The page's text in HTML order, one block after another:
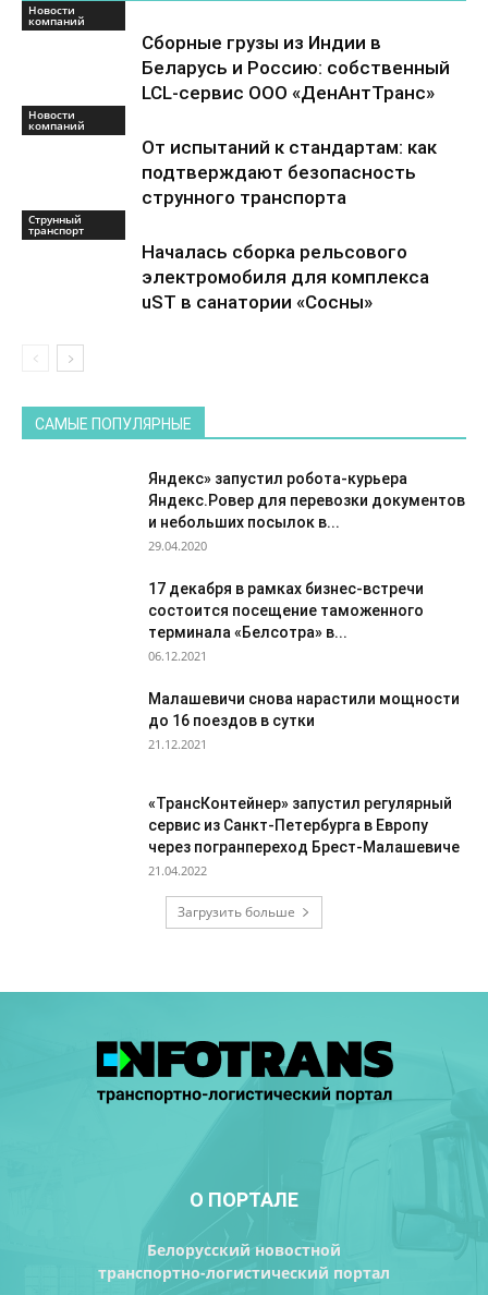
Новости
компаний
Сборные грузы из Индии в
Беларусь и Россию: собственный
LCL-сервис ООО «ДенАнтТранс»
Новости
компаний
От испытаний к стандартам: как
подтверждают безопасность
струнного транспорта
Струнный
транспорт
Началась сборка рельсового
электромобиля для комплекса
uST в санатории «Сосны»
САМЫЕ ПОПУЛЯРНЫЕ
Яндекс» запустил робота-курьера
Яндекс.Ровер для перевозки документов
и небольших посылок в...
29.04.2020
17 декабря в рамках бизнес-встречи
состоится посещение таможенного
терминала «Белсотра» в...
06.12.2021
Малашевичи снова нарастили мощности
до 16 поездов в сутки
21.12.2021
«ТрансКонтейнер» запустил регулярный
сервис из Санкт-Петербурга в Европу
через погранпереход Брест-Малашевиче
21.04.2022
Загрузить больше
О ПОРТАЛЕ
Белорусский новостной
транспортно-логистический портал